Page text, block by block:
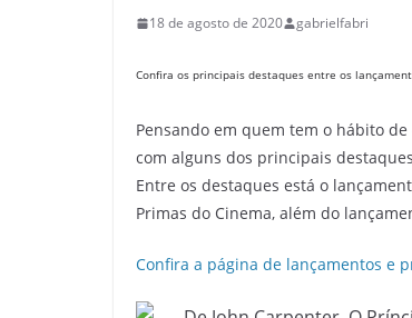
18 de agosto de 2020 gabrielfabri
Confira os principais destaques entre os
Pensando em quem tem o hábito
com alguns dos principais
Entre os destaques está o
Primas do Cinema, além do
Confira a página de lançamentos e